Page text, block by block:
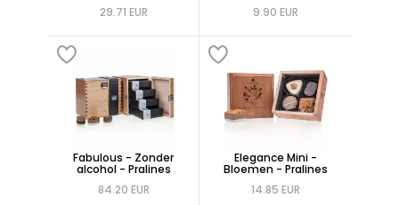
29.71 EUR
9.90 EUR
Fabulous - Zonder
alcohol - Pralines
84.20 EUR
Elegance Mini -
Bloemen - Pralines
14.85 EUR